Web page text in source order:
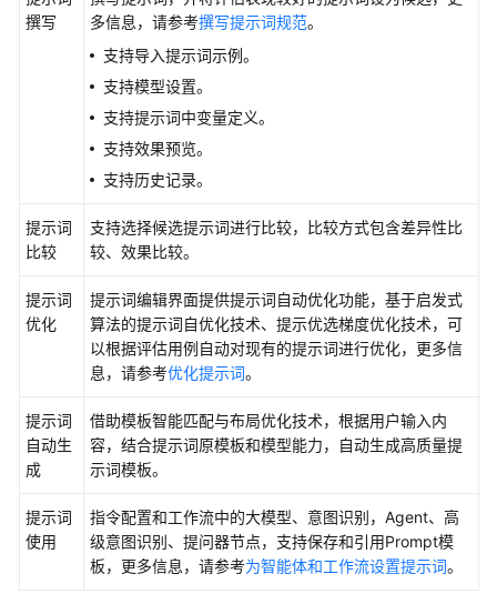
体
能
体
用
介
示
例：
搭
一
个
医
问
诊
助
撰写
多信息，请参考撰写提示词规范。
支持导入提示词示例。
支持模型设置。
支持提示词中变量定义。
支持效果预览。
支持历史记录。
提示词
比较
支持选择候选提示词进行比较，比较方式包含差异性比
较、效果比较。
提示词
优化
提示词编辑界面提供提示词自动优化功能，基于启发式
算法的提示词自优化技术、提示优选梯度优化技术，可
以根据评估用例自动对现有的提示词进行优化，更多信
息，请参考优化提示词。
提示词
自动生
成
借助模板智能匹配与布局优化技术，根据用户输入内
容，结合提示词原模板和模型能力，自动生成高质量提
示词模板。
提示词
使用
指令配置和工作流中的大模型、意图识别，Agent、高
级意图识别、提问器节点，支持保存和引用Prompt模
板，更多信息，请参考为智能体和工作流设置提示词。